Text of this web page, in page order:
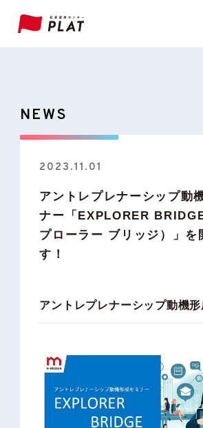
NEWS
2023.11.01
アントレプレナーシップ動
ナー「EXPLORER
プローラー ブリッジ）」を
す！
アントレプレナーシップ動機